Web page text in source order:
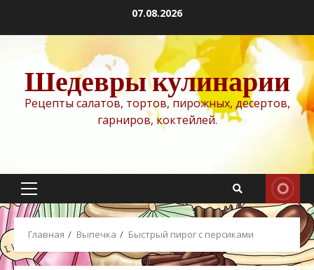
содержимому
07.08.2026
Шедевры кулинарии
Рецепты салатов, тортов, пирожных, десертов,
гарниров, коктейлей.
Основное
меню
Главная Выпечка Быстрый пирог с персиками